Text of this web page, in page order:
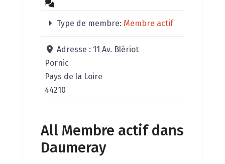
Type de membre: Membre actif
Adresse : 11 Av. Blériot
Pornic
Pays de la Loire
44210
All Membre actif dans
Daumeray